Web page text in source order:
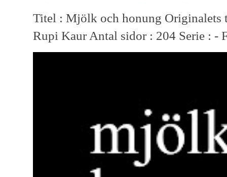
Titel : Mjölk och honung Originalets
Rupi Kaur Antal sidor : 204 Serie : -